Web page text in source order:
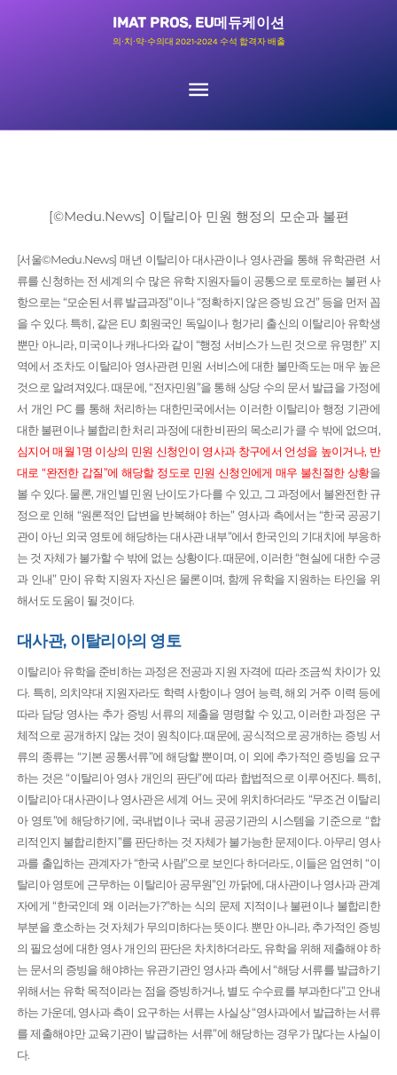
IMAT PROS, EU메듀케이션
의∙치∙약∙수의대 2021-2024 수석 합격자 배출
메
[©Medu.News] 이탈리아 민원 행정의 모순과 불편
[서울©Medu.News] 매년 이탈리아 대사관이나 영사관을 통해 유학관련 서
류를 신청하는 전 세계의 수 많은 유학 지원자들이 공통으로 토로하는 불편 사
항으로는 “모순된 서류 발급과정”이나 “정확하지 않은 증빙 요건” 등을 먼저 꼽
을 수 있다. 특히, 같은 EU 회원국인 독일이나 헝가리 출신의 이탈리아 유학생
뿐만 아니라, 미국이나 캐나다와 같이 “행정 서비스가 느린 것으로 유명한” 지
역에서 조차도 이탈리아 영사관련 민원 서비스에 대한 불만족도는 매우 높은
것으로 알려져있다. 때문에, “전자민원”을 통해 상당 수의 문서 발급을 가정에
서 개인 PC 를 통해 처리하는 대한민국에서는 이러한 이탈리아 행정 기관에
대한 불편이나 불합리한 처리 과정에 대한 비판의 목소리가 클 수 밖에 없으며,
심지어 매월 1명 이상의 민원 신청인이 영사과 창구에서 언성을 높이거나, 반
대로 “완전한 갑질”에 해당할 정도로 민원 신청인에게 매우 불친절한 상황을
볼 수 있다. 물론, 개인별 민원 난이도가 다를 수 있고, 그 과정에서 불완전한 규
정으로 인해 “원론적인 답변을 반복해야 하는” 영사과 측에서는 “한국 공공기
관이 아닌 외국 영토에 해당하는 대사관 내부”에서 한국인의 기대치에 부응하
는 것 자체가 불가할 수 밖에 없는 상황이다. 때문에, 이러한 “현실에 대한 수긍
과 인내” 만이 유학 지원자 자신은 물론이며, 함께 유학을 지원하는 타인을 위
해서도 도움이 될 것이다.
대사관, 이탈리아의 영토
이탈리아 유학을 준비하는 과정은 전공과 지원 자격에 따라 조금씩 차이가 있
다. 특히, 의치약대 지원자라도 학력 사항이나 영어 능력, 해외 거주 이력 등에
따라 담당 영사는 추가 증빙 서류의 제출을 명령할 수 있고, 이러한 과정은 구
체적으로 공개하지 않는 것이 원칙이다. 때문에, 공식적으로 공개하는 증빙 서
류의 종류는 “기본 공통서류”에 해당할 뿐이며, 이 외에 추가적인 증빙을 요구
하는 것은 “이탈리아 영사 개인의 판단”에 따라 합법적으로 이루어진다. 특히,
이탈리아 대사관이나 영사관은 세계 어느 곳에 위치하더라도 “무조건 이탈리
아 영토”에 해당하기에, 국내법이나 국내 공공기관의 시스템을 기준으로 “합
리적인지 불합리한지”를 판단하는 것 자체가 불가능한 문제이다. 아무리 영사
과를 출입하는 관계자가 “한국 사람”으로 보인다 하더라도, 이들은 엄연히 “이
탈리아 영토에 근무하는 이탈리아 공무원”인 까닭에, 대사관이나 영사과 관계
자에게 “한국인데 왜 이러는가?”하는 식의 문제 지적이나 불편이나 불합리한
부분을 호소하는 것 자체가 무의미하다는 뜻이다. 뿐만 아니라, 추가적인 증빙
의 필요성에 대한 영사 개인의 판단은 차치하더라도, 유학을 위해 제출해야 하
는 문서의 증빙을 해야하는 유관기관인 영사과 측에서 “해당 서류를 발급하기
위해서는 유학 목적이라는 점을 증빙하거나, 별도 수수료를 부과한다”고 안내
하는 가운데, 영사과 측이 요구하는 서류는 사실상 “영사과에서 발급하는 서류
를 제출해야만 교육기관이 발급하는 서류”에 해당하는 경우가 많다는 사실이
다.